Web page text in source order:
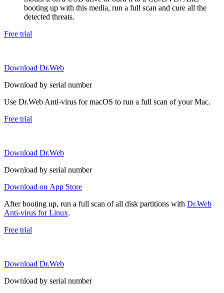
booting up with this media, run a full scan and cure all the
detected threats.
Free trial
Download Dr.Web
Download by serial number
Use Dr.Web Anti-virus for macOS to run a full scan of your Mac.
Free trial
Download Dr.Web
Download by serial number
Download on App Store
After booting up, run a full scan of all disk partitions with Dr.Web
Anti-virus for Linux.
Free trial
Download Dr.Web
Download by serial number